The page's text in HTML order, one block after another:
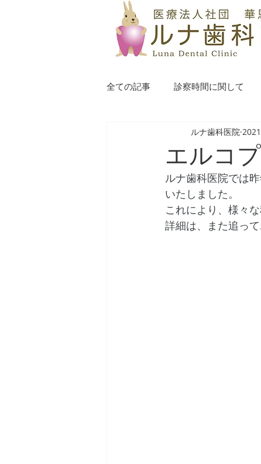
全ての記事 診察時間に関して
エルコ
ルナ歯科医院
ルナ歯科医院では
いたしました。
これにより、様々
詳細は、また追っ